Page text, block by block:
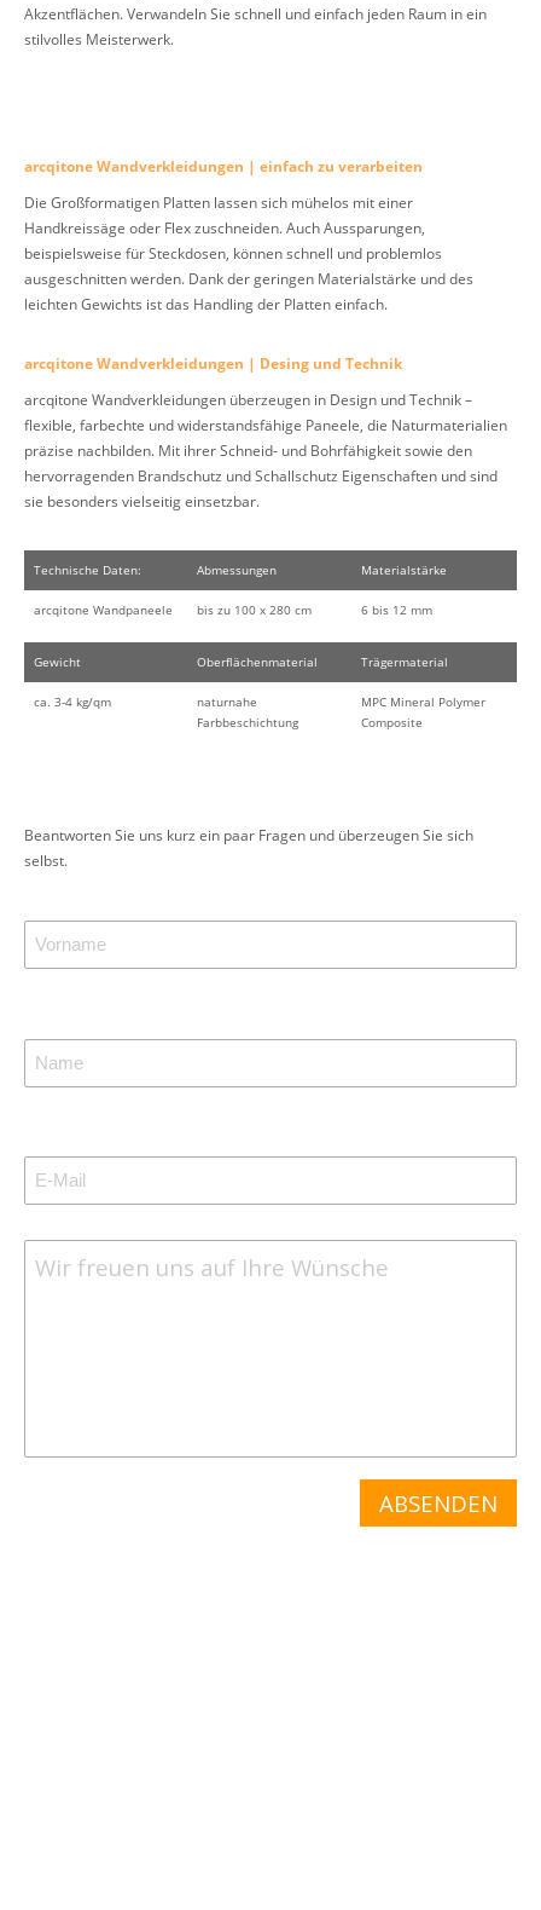
Akzentflächen. Verwandeln Sie schnell und einfach jeden Raum in ein
stilvolles Meisterwerk.
arcqitone Wandverkleidungen | einfach zu verarbeiten
Die Großformatigen Platten lassen sich mühelos mit einer
Handkreissäge oder Flex zuschneiden. Auch Aussparungen,
beispielsweise für Steckdosen, können schnell und problemlos
ausgeschnitten werden. Dank der geringen Materialstärke und des
leichten Gewichts ist das Handling der Platten einfach.
arcqitone Wandverkleidungen | Desing und Technik
arcqitone Wandverkleidungen überzeugen in Design und Technik –
flexible, farbechte und widerstandsfähige Paneele, die Naturmaterialien
präzise nachbilden. Mit ihrer Schneid- und Bohrfähigkeit sowie den
hervorragenden Brandschutz und Schallschutz Eigenschaften und sind
sie besonders vielseitig einsetzbar.
Technische Daten: Abmessungen Materialstärke
arcqitone Wandpaneele bis zu 100 x 280 cm 6 bis 12 mm
Gewicht Oberflächenmaterial Trägermaterial
ca. 3-4 kg/qm
naturnahe
Farbbeschichtung
MPC Mineral Polymer
Composite
Beantworten Sie uns kurz ein paar Fragen und überzeugen Sie sich
selbst.